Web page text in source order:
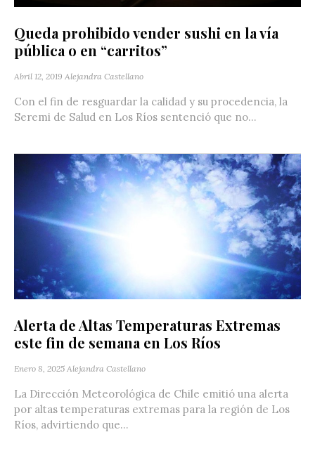
Queda prohibido vender sushi en la vía
pública o en “carritos”
Abril 12, 2019 Alejandra Castellano
Con el fin de resguardar la calidad y su procedencia, la
Seremi de Salud en Los Ríos sentenció que no...
Alerta de Altas Temperaturas Extremas
este fin de semana en Los Ríos
Enero 8, 2025 Alejandra Castellano
La Dirección Meteorológica de Chile emitió una alerta
por altas temperaturas extremas para la región de Los
Ríos, advirtiendo que...